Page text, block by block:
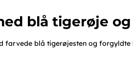
blå tigerøje
farvede blå tigerøjesten og forgyldte